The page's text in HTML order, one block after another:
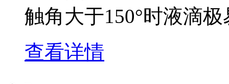
触角大于150°时液滴
查看详情